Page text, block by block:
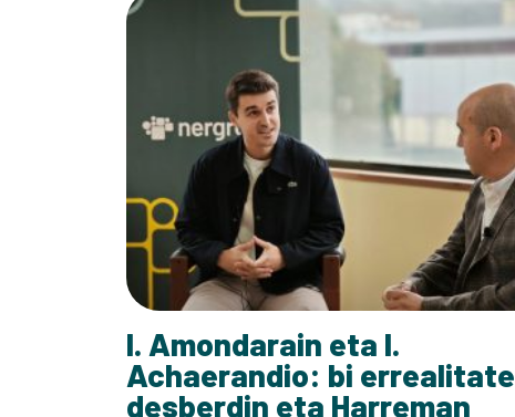
I. Amondarain eta I.
Achaerandio: bi errealitate
desberdin eta Harreman